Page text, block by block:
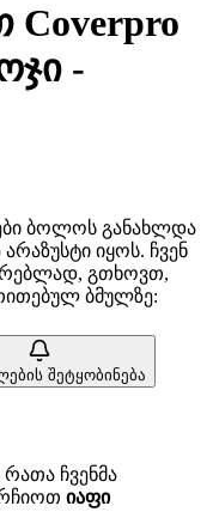
-
ბოლოს განახლდა
იყოს. ჩვენ
გთხოვთ,
ბმულზე:
შეტყობინება
რათა ჩვენმა
იაფი